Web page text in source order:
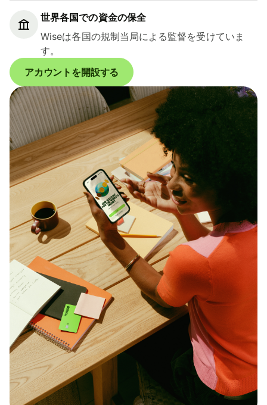
世界各国での資金の保全
Wiseは各国の規制当局による監督を受けていま
す。
アカウントを開設する